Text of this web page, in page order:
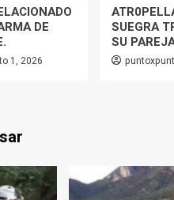
DE
1, 2026
SUEGRA
SU